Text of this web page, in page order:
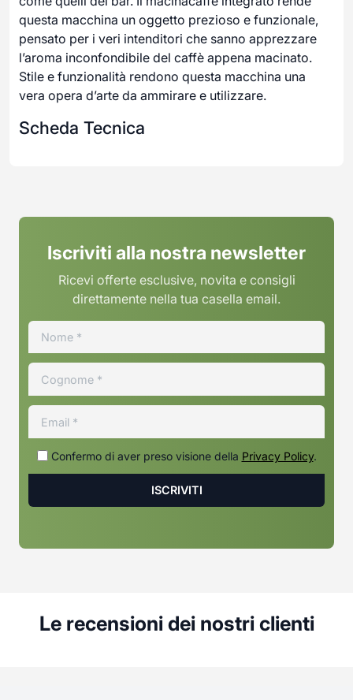
questa macchina un oggetto prezioso e funzionale,
pensato per i veri intenditori che sanno apprezzare
l’aroma inconfondibile del caffè appena macinato.
Stile e funzionalità rendono questa macchina una
vera opera d’arte da ammirare e utilizzare.
Scheda Tecnica
Iscriviti alla nostra newsletter
Ricevi offerte esclusive, novita e consigli
direttamente nella tua casella email.
Confermo di aver preso visione della Privacy Policy.
Le recensioni dei nostri clienti